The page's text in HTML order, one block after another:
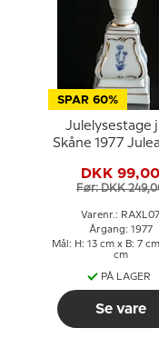
SPAR 60%
Julelysestage
Skåne 1977
DKK 99,00
Før: DKK
Varenr.: RAXL07
Årgang: 1977
Mål: H: 13 cm x B: 7
cm
PÅ LAGER
Se vare